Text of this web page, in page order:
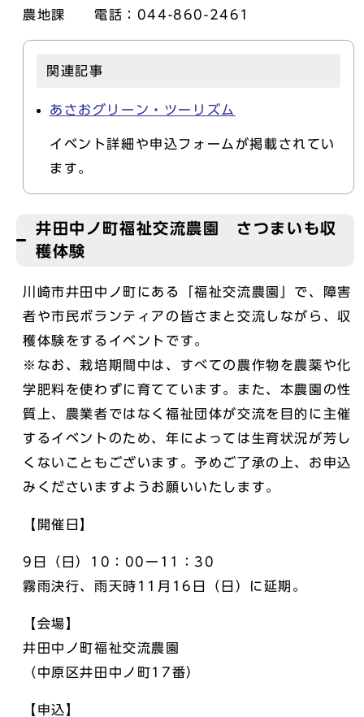
農地課 電話：044-860-2461
関連記事
あさおグリーン・ツーリズム
イベント詳細や申込フォームが掲載されてい
ます。
井田中ノ町福祉交流農園 さつまいも収
穫体験
川崎市井田中ノ町にある「福祉交流農園」で、障害
者や市民ボランティアの皆さまと交流しながら、収
穫体験をするイベントです。
※なお、栽培期間中は、すべての農作物を農薬や化
学肥料を使わずに育てています。また、本農園の性
質上、農業者ではなく福祉団体が交流を目的に主催
するイベントのため、年によっては生育状況が芳し
くないこともございます。予めご了承の上、お申込
みくださいますようお願いいたします。
【開催日】
9日（日）10：00ー11：30
霧雨決行、雨天時11月16日（日）に延期。
【会場】
井田中ノ町福祉交流農園
（中原区井田中ノ町17番）
【申込】